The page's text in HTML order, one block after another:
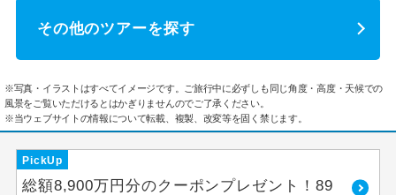
その他のツアーを探す
※写真・イラストはすべてイメージです。ご旅行中に必ずしも同じ角度・高度・天候での
風景をご覧いただけるとはかぎりませんのでご了承ください。
※当ウェブサイトの情報について転載、複製、改変等を固く禁じます。
PickUp
総額8,900万円分のクーポンプレゼント！89